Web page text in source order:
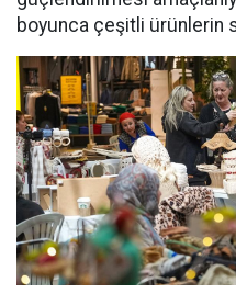
boyunca çeşitli ürünlerin